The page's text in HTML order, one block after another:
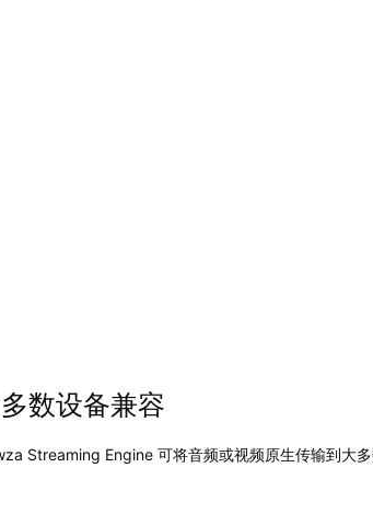
数设备兼容
Streaming Engine 可将音频或视频原生传输到大